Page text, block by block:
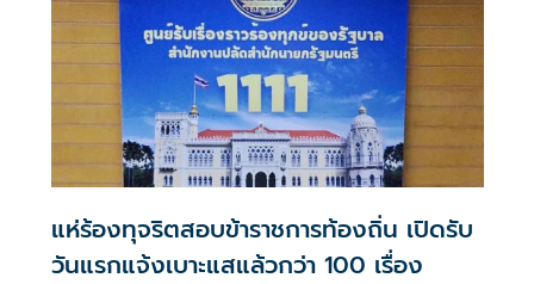
แห่ร้องทุจริตสอบข้าราชการท้องถิ่น เปิดรับ
วันแรกแจ้งเบาะแสแล้วกว่า 100 เรื่อง